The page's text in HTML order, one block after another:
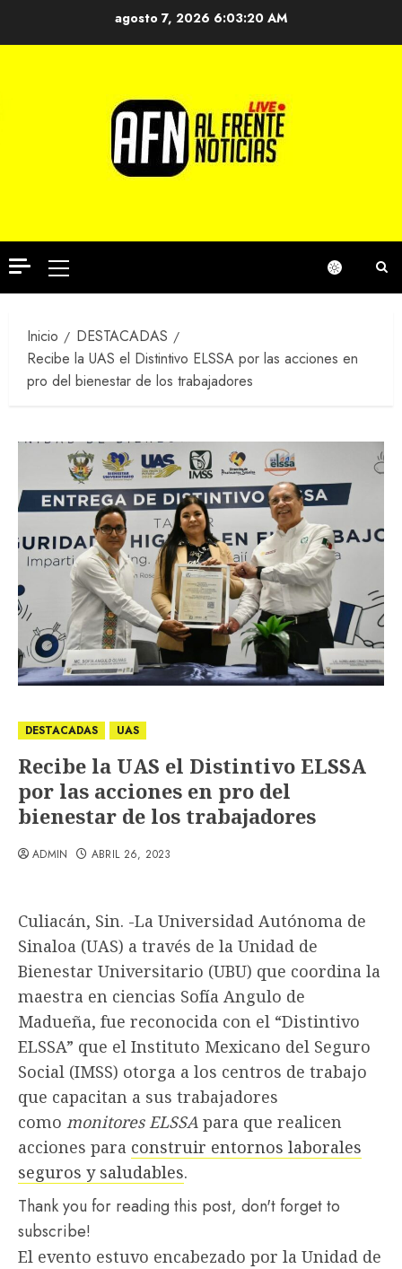
agosto 7, 20266:03:21 AM
Menú
principal
Inicio
DESTACADAS
Recibe la UAS el Distintivo ELSSA por las acciones en
pro del bienestar de los trabajadores
DESTACADAS UAS
Recibe la UAS el Distintivo ELSSA
por las acciones en pro del
bienestar de los trabajadores
ADMIN ABRIL 26, 2023
Culiacán, Sin. -La Universidad Autónoma de
Sinaloa (UAS) a través de la Unidad de
Bienestar Universitario (UBU) que coordina la
maestra en ciencias Sofía Angulo de
Madueña, fue reconocida con el “Distintivo
ELSSA” que el Instituto Mexicano del Seguro
Social (IMSS) otorga a los centros de trabajo
que capacitan a sus trabajadores
como monitores ELSSA para que realicen
acciones para construir entornos laborales
seguros y saludables.
Thank you for reading this post, don't forget to
subscribe!
El evento estuvo encabezado por la Unidad de